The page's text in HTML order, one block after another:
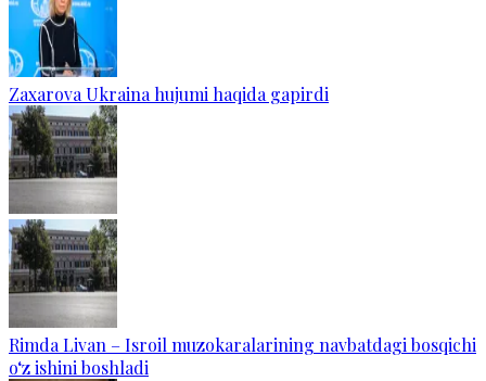
Zaxarova Ukraina hujumi haqida gapirdi
Rimda Livan – Isroil muzokaralarining navbatdagi bosqichi
o‘z ishini boshladi